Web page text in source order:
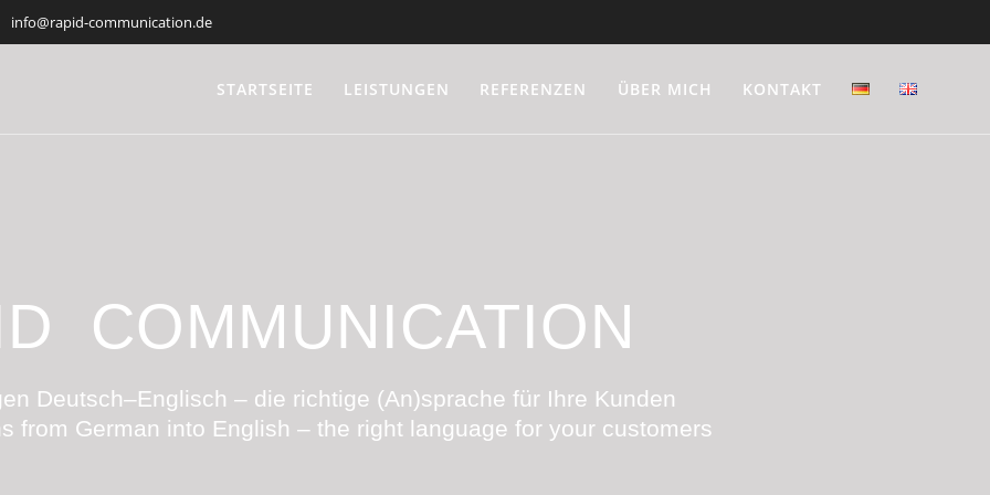
info@rapid-communication.de
STARTSEITE LEISTUNGEN REFERENZEN ÜBER MICH KONTAKT
COMMUNICATION
Deutsch–Englisch – die richtige (An)sprache für Ihre Kunden
from German into English – the right language for your customers